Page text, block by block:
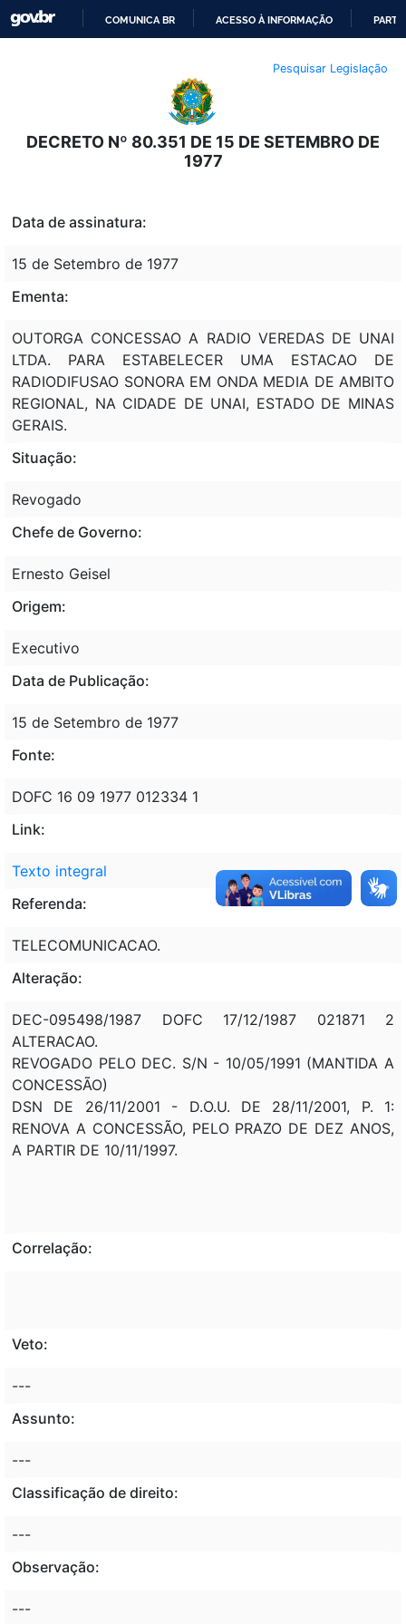
O
CONTEÚDO
COMUNICA BR ACESSO À INFORMAÇÃO
Pesquisar Legislação
DECRETO Nº 80.351 DE 15 DE SETEMBRO DE
1977
Data de assinatura:
15 de Setembro de 1977
Ementa:
OUTORGA CONCESSAO A RADIO VEREDAS DE UNAI
LTDA. PARA ESTABELECER UMA ESTACAO DE
RADIODIFUSAO SONORA EM ONDA MEDIA DE AMBITO
REGIONAL, NA CIDADE DE UNAI, ESTADO DE MINAS
GERAIS.
Situação:
Revogado
Chefe de Governo:
Ernesto Geisel
Origem:
Executivo
Data de Publicação:
15 de Setembro de 1977
Fonte:
DOFC 16 09 1977 012334 1
Link:
Texto integral
Referenda:
TELECOMUNICACAO.
Alteração:
DEC-095498/1987 DOFC 17/12/1987 021871 2
ALTERACAO.
REVOGADO PELO DEC. S/N - 10/05/1991 (MANTIDA A
CONCESSÃO)
DSN DE 26/11/2001 - D.O.U. DE 28/11/2001, P. 1:
RENOVA A CONCESSÃO, PELO PRAZO DE DEZ ANOS,
A PARTIR DE 10/11/1997.
Correlação:
Veto:
---
Assunto:
---
Classificação de direito:
---
Observação:
---